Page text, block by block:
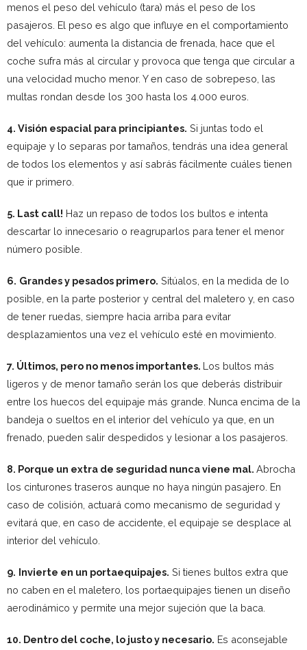
menos el peso del vehículo (tara) más el peso de los
pasajeros. El peso es algo que influye en el comportamiento
del vehículo: aumenta la distancia de frenada, hace que el
coche sufra más al circular y provoca que tenga que circular a
una velocidad mucho menor. Y en caso de sobrepeso, las
multas rondan desde los 300 hasta los 4.000 euros.
4. Visión espacial para principiantes. Si juntas todo el
equipaje y lo separas por tamaños, tendrás una idea general
de todos los elementos y así sabrás fácilmente cuáles tienen
que ir primero.
5. Last call! Haz un repaso de todos los bultos e intenta
descartar lo innecesario o reagruparlos para tener el menor
número posible.
6. Grandes y pesados primero. Sitúalos, en la medida de lo
posible, en la parte posterior y central del maletero y, en caso
de tener ruedas, siempre hacia arriba para evitar
desplazamientos una vez el vehículo esté en movimiento.
7. Últimos, pero no menos importantes. Los bultos más
ligeros y de menor tamaño serán los que deberás distribuir
entre los huecos del equipaje más grande. Nunca encima de la
bandeja o sueltos en el interior del vehículo ya que, en un
frenado, pueden salir despedidos y lesionar a los pasajeros.
8. Porque un extra de seguridad nunca viene mal. Abrocha
los cinturones traseros aunque no haya ningún pasajero. En
caso de colisión, actuará como mecanismo de seguridad y
evitará que, en caso de accidente, el equipaje se desplace al
interior del vehículo.
9. Invierte en un portaequipajes. Si tienes bultos extra que
no caben en el maletero, los portaequipajes tienen un diseño
aerodinámico y permite una mejor sujeción que la baca.
10. Dentro del coche, lo justo y necesario. Es aconsejable